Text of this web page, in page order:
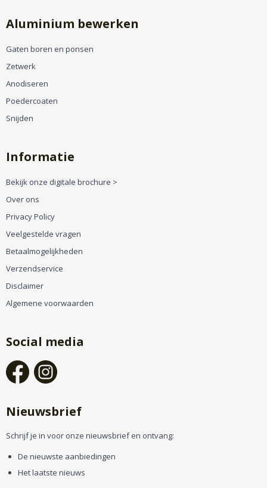
Aluminium bewerken
Gaten boren en ponsen
Zetwerk
Anodiseren
Poedercoaten
Snijden
Informatie
Bekijk onze digitale brochure >
Over ons
Privacy Policy
Veelgestelde vragen
Betaalmogelijkheden
Verzendservice
Disclaimer
Algemene voorwaarden
Social media
Nieuwsbrief
Schrijf je in voor onze nieuwsbrief en ontvang:
De nieuwste aanbiedingen
Het laatste nieuws